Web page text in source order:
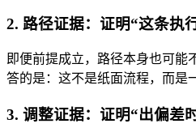
2. 路径证据：证明“这条执
即便前提成立，路径本身也可能
答的是：这不是纸面流程，而是
3. 调整证据：证明“出偏差